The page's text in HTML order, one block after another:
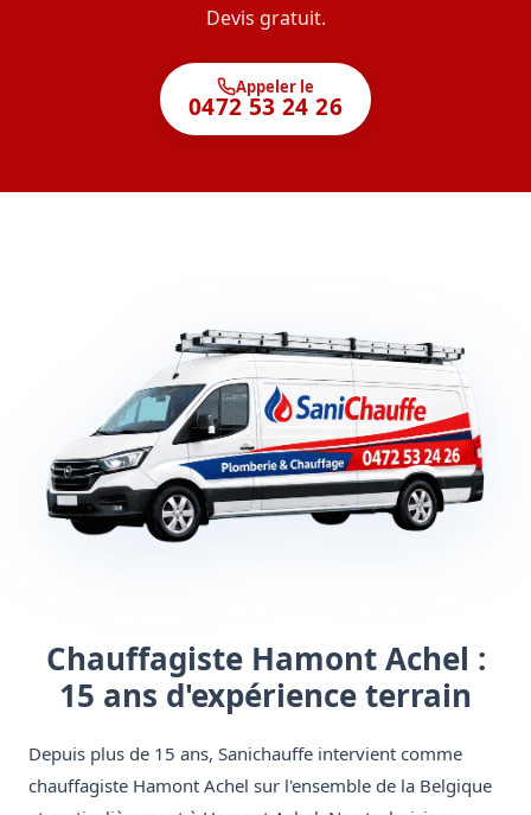
Devis gratuit.
Appeler le
0472 53 24 26
Chauffagiste Hamont Achel :
15 ans d'expérience terrain
Depuis plus de 15 ans, Sanichauffe intervient comme
chauffagiste Hamont Achel sur l'ensemble de la Belgique